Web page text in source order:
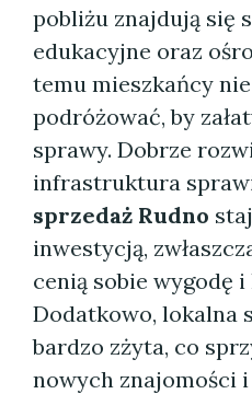
pobliżu znajdują się
edukacyjne oraz
temu mieszkańcy
podróżować, by
sprawy. Dobrze
infrastruktura
sprzedaż Rudno
inwestycją,
cenią sobie wygodę
Dodatkowo, lokalna
bardzo zżyta, co
nowych znajomości